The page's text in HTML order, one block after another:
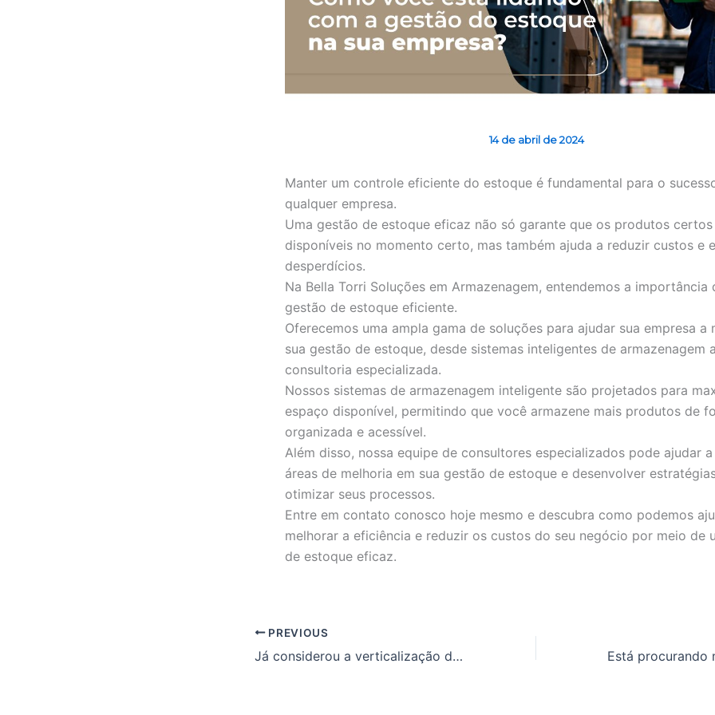
14 de abril de 2024
Manter um controle eficiente do estoque é fundamental para o
qualquer empresa.
Uma gestão de estoque eficaz não só garante que os produtos certos
disponíveis no momento certo, mas também ajuda a reduzir custos e
desperdícios.
Na Bella Torri Soluções em Armazenagem, entendemos a importância
gestão de estoque eficiente.
Oferecemos uma ampla gama de soluções para ajudar sua empresa a
sua gestão de estoque, desde sistemas inteligentes de armazenagem
consultoria especializada.
Nossos sistemas de armazenagem inteligente são projetados para
espaço disponível, permitindo que você armazene mais produtos de
organizada e acessível.
Além disso, nossa equipe de consultores especializados pode ajudar
áreas de melhoria em sua gestão de estoque e desenvolver
otimizar seus processos.
Entre em contato conosco hoje mesmo e descubra como podemos
melhorar a eficiência e reduzir os custos do seu negócio por meio de
de estoque eficaz.
PREVIOUS
Já considerou a verticalização do seu estoque para aumentar a produtividade do seu atacarejo?